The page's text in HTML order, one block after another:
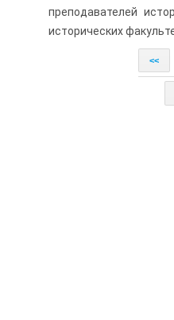
препода­вателей
исторических
<<